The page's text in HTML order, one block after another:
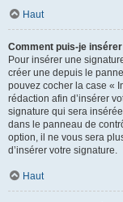
Haut
Comment puis-je
Pour insérer une
créer une depuis le
pouvez cocher la case «
rédaction afin d’insérer
signature qui sera
dans le panneau de
option, il ne vous sera
d’insérer votre signature.
Haut